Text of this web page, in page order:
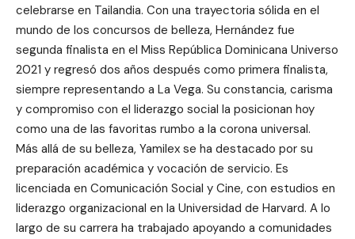
celebrarse en Tailandia. Con una trayectoria sólida en el
mundo de los concursos de belleza, Hernández fue
segunda finalista en el Miss República Dominicana Universo
2021 y regresó dos años después como primera finalista,
siempre representando a La Vega. Su constancia, carisma
y compromiso con el liderazgo social la posicionan hoy
como una de las favoritas rumbo a la corona universal.
Más allá de su belleza, Yamilex se ha destacado por su
preparación académica y vocación de servicio. Es
licenciada en Comunicación Social y Cine, con estudios en
liderazgo organizacional en la Universidad de Harvard. A lo
largo de su carrera ha trabajado apoyando a comunidades